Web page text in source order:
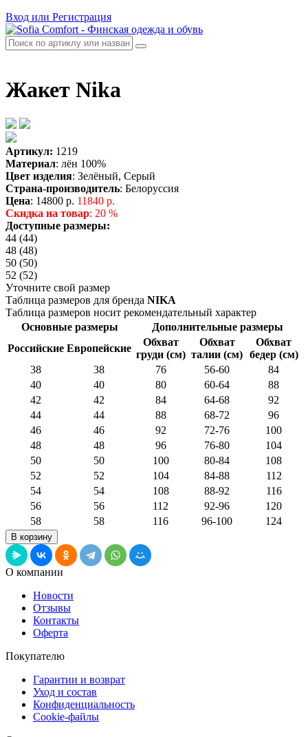
Вход или Регистрация
Жакет Nika
Артикул: 1219
Материал: лён 100%
Цвет изделия: Зелёный, Серый
Страна-производитель: Белоруссия
Цена: 14800 р. 11840 р.
Скидка на товар: 20 %
Доступные размеры:
44 (44)
48 (48)
50 (50)
52 (52)
Уточните свой размер
Таблица размеров для бренда NIKA
Таблица размеров носит рекомендательный характер
Основные размеры
Дополнительные размеры
Российские Европейские
Обхват
груди (см)
Обхват
талии (см)
Обхват
бедер (см)
38
38 76 56-60
84
40
40 80 60-64
88
42
42 84 64-68
92
44
44 88 68-72
96
46
46 92 72-76
100
48
48 96 76-80
104
50
50 100 80-84
108
52
52 104 84-88
112
54
54 108 88-92
116
56
56 112 92-96
120
58
58 116 96-100 124
О компании
Новости
Отзывы
Контакты
Оферта
Покупателю
Гарантии и возврат
Уход и состав
Конфиденциальность
Cookie-файлы